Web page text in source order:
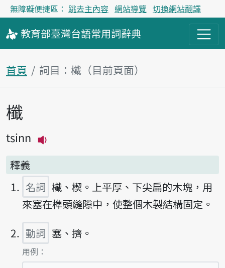
無障礙便捷區： 跳去主內容 網站導覽 切換網站翻譯
教育部臺灣台語常用詞辭典
首頁 詞目：櫼（目前頁面）
主內容區塊
櫼
tsinn
釋義
名詞 櫼、楔。上平厚、下尖扁的木塊，用
來塞在榫頭縫隙中，使整個木製結構固定。
動詞 塞、擠。
第2項釋義的
用例：